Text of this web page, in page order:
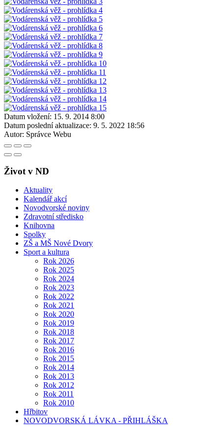
Datum vložení: 15. 9. 2014 8:00
Datum poslední aktualizace: 9. 5. 2022 18:56
Autor: Správce Webu
Život v ND
Aktuality
Kalendář akcí
Novodvorské noviny
Zdravotní středisko
Knihovna
Spolky
ZŠ a MŠ Nové Dvory
Sport a kultura
Rok 2026
Rok 2025
Rok 2024
Rok 2023
Rok 2022
Rok 2021
Rok 2020
Rok 2019
Rok 2018
Rok 2017
Rok 2016
Rok 2015
Rok 2014
Rok 2013
Rok 2012
Rok 2011
Rok 2010
Hřbitov
NOVODVORSKÁ LÁVKA - PŘIHLÁŠKA